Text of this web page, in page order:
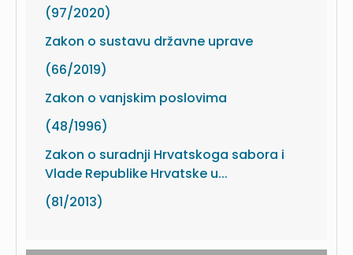
(97/2020)
Zakon o sustavu državne uprave
(66/2019)
Zakon o vanjskim poslovima
(48/1996)
Zakon o suradnji Hrvatskoga sabora i
Vlade Republike Hrvatske u...
(81/2013)